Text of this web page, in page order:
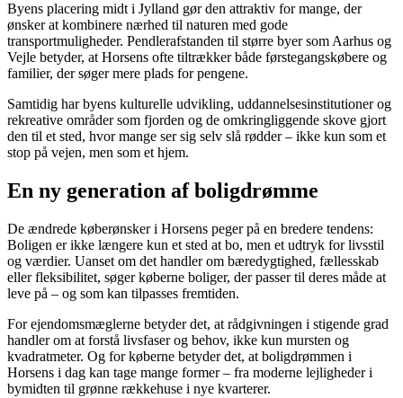
Byens placering midt i Jylland gør den attraktiv for mange, der
ønsker at kombinere nærhed til naturen med gode
transportmuligheder. Pendlerafstanden til større byer som Aarhus og
Vejle betyder, at Horsens ofte tiltrækker både førstegangskøbere og
familier, der søger mere plads for pengene.
Samtidig har byens kulturelle udvikling, uddannelsesinstitutioner og
rekreative områder som fjorden og de omkringliggende skove gjort
den til et sted, hvor mange ser sig selv slå rødder – ikke kun som et
stop på vejen, men som et hjem.
En ny generation af boligdrømme
De ændrede køberønsker i Horsens peger på en bredere tendens:
Boligen er ikke længere kun et sted at bo, men et udtryk for livsstil
og værdier. Uanset om det handler om bæredygtighed, fællesskab
eller fleksibilitet, søger køberne boliger, der passer til deres måde at
leve på – og som kan tilpasses fremtiden.
For ejendomsmæglerne betyder det, at rådgivningen i stigende grad
handler om at forstå livsfaser og behov, ikke kun mursten og
kvadratmeter. Og for køberne betyder det, at boligdrømmen i
Horsens i dag kan tage mange former – fra moderne lejligheder i
bymidten til grønne rækkehuse i nye kvarterer.